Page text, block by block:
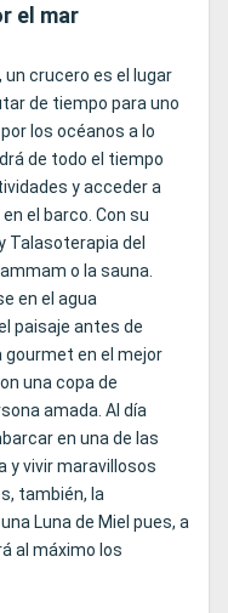
el mar
un crucero es el lugar
de tiempo para uno
los océanos a lo
de todo el tiempo
y acceder a
el barco. Con su
Talasoterapia del
o la sauna.
en el agua
paisaje antes de
gourmet en el mejor
una copa de
amada. Al día
en una de las
y vivir maravillosos
también, la
Luna de Miel pues, a
al máximo los